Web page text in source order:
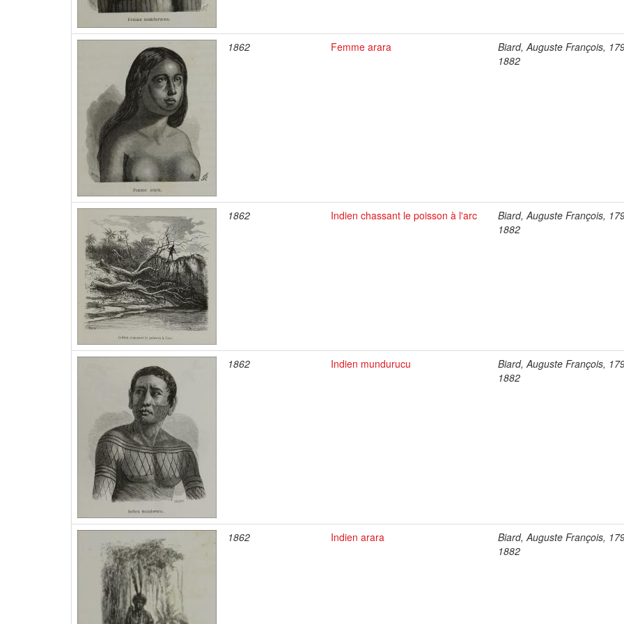
1862 Femme arara
Biard, Auguste François,
1882
1862 Indien chassant le poisson à l'arc
Biard, Auguste François,
1882
1862 Indien mundurucu
Biard, Auguste François,
1882
1862 Indien arara
Biard, Auguste François,
1882